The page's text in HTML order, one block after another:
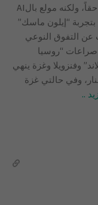
القوة/ القدرة… الرئيس ترمب (رجل سلام) حقاً، ولكنه مولع بالAI
بتجربة “إيلون ماسك”
عن التفوق النوعي
صراعات “روسيا
وفنزويلا وغزة ينهي
وفي حالتي غزة
..